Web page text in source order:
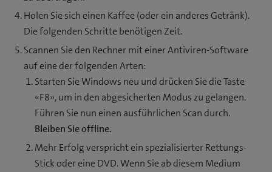
Holen Sie sich einen Kaffee (oder ein anderes Getränk).
Die folgenden Schritte benötigen Zeit.
Scannen Sie den Rechner mit einer Antiviren-Software
auf eine der folgenden Arten:
Starten Sie Windows neu und drücken Sie die Taste
«F8», um in den abgesicherten Modus zu gelangen.
Führen Sie nun einen ausführlichen Scan durch.
Bleiben Sie offline.
Mehr Erfolg verspricht ein spezialisierter Rettungs-
Stick oder eine DVD. Wenn Sie ab diesem Medium